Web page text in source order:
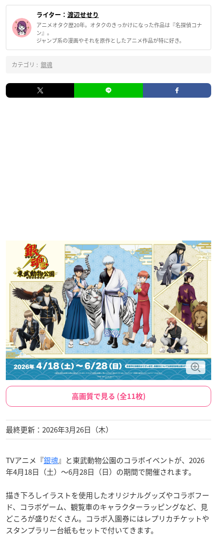
ライター： 渡辺せせり
アニメオタク歴20年。オタクのきっかけになった作品は『名探偵コナ
ン』。
ジャンプ系の漫画やそれを原作としたアニメ作品が特に好き。
カテゴリ : 銀魂
高画質で見る (全11枚)
最終更新：2026年3月26日（木）
TVアニメ『銀魂』と東武動物公園のコラボイベントが、2026
年4月18日（土）〜6月28日（日）の期間で開催されます。
描き下ろしイラストを使用したオリジナルグッズやコラボフー
ド、コラボゲーム、観覧車のキャラクターラッピングなど、見
どころが盛りだくさん。コラボ入園券にはレプリカチケットや
スタンプラリー台紙もセットで付いてきます。